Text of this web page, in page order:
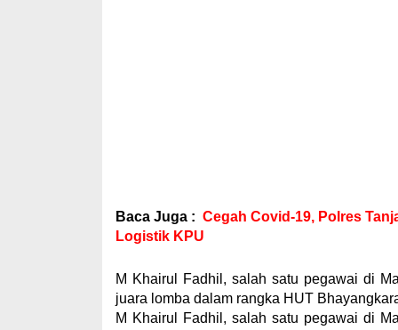
Baca Juga : Cegah Covid-19, Polres
Logistik KPU
M Khairul Fadhil, salah satu pegawai di
juara lomba dalam rangka HUT
M Khairul Fadhil, salah satu pegawai di